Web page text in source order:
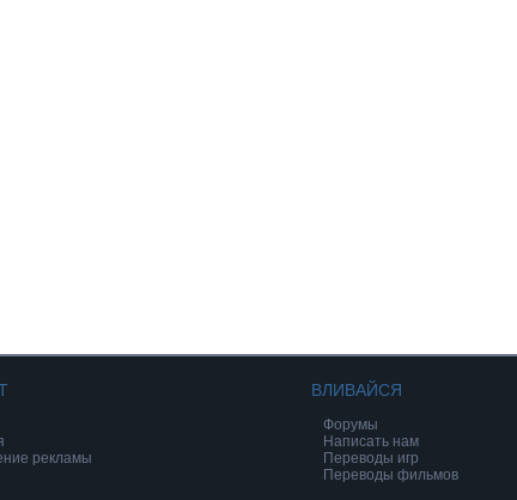
рекламы
ВЛИВАЙСЯ
Форумы
Написать нам
Переводы игр
Переводы фильмов